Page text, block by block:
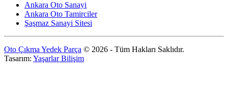
Ankara Oto Sanayi
Ankara Oto Tamirciler
Şaşmaz Sanayi Sitesi
Oto Çıkma Yedek Parça © 2026 - Tüm Hakları Saklıdır.
Tasarım: Yaşarlar Bilişim